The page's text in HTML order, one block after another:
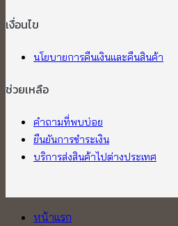
เงื่อนไข
นโยบายการคืนเงินและคืนสินค้า
ช่วยเหลือ
คำถามที่พบบ่อย
ยืนยันการชำระเงิน
บริการส่งสินค้าไปต่างประเทศ
หน้าแรก